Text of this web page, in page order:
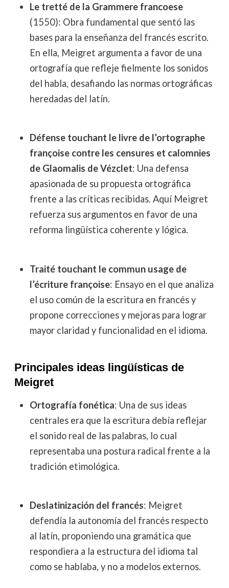
Le tretté de la Grammere francoese
(1550): Obra fundamental que sentó las
bases para la enseñanza del francés escrito.
En ella, Meigret argumenta a favor de una
ortografía que refleje fielmente los sonidos
del habla, desafiando las normas ortográficas
heredadas del latín.
Défense touchant le livre de l’ortographe
françoise contre les censures et calomnies
de Glaomalis de Vézclet: Una defensa
apasionada de su propuesta ortográfica
frente a las críticas recibidas. Aquí Meigret
refuerza sus argumentos en favor de una
reforma lingüística coherente y lógica.
Traité touchant le commun usage de
l’écriture françoise: Ensayo en el que analiza
el uso común de la escritura en francés y
propone correcciones y mejoras para lograr
mayor claridad y funcionalidad en el idioma.
Principales ideas lingüísticas de
Meigret
Ortografía fonética: Una de sus ideas
centrales era que la escritura debía reflejar
el sonido real de las palabras, lo cual
representaba una postura radical frente a la
tradición etimológica.
Deslatinización del francés: Meigret
defendía la autonomía del francés respecto
al latín, proponiendo una gramática que
respondiera a la estructura del idioma tal
como se hablaba, y no a modelos externos.